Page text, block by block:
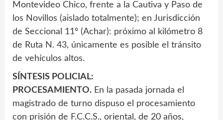
Montevideo Chico, frente a la Cautiva y Paso de
los Novillos (aislado totalmente); en Jurisdicción
de Seccional 11º (Achar): próximo al kilómetro 8
de Ruta N. 43, únicamente es posible el tránsito
de vehículos altos.
SÍNTESIS POLICIAL:
PROCESAMIENTO. En la pasada jornada el
magistrado de turno dispuso el procesamiento
con prisión de F.C.C.S., oriental, de 20 años,